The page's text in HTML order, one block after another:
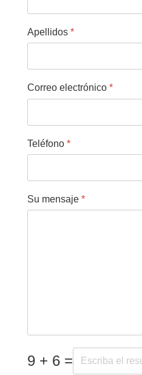
Apellidos *
Correo electrónico *
Teléfono *
Su mensaje *
9 + 6 =